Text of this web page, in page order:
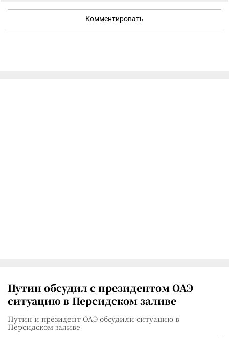
Комментировать
Путин обсудил с президентом ОАЭ
ситуацию в Персидском заливе
Путин и президент ОАЭ обсудили ситуацию в
Персидском заливе